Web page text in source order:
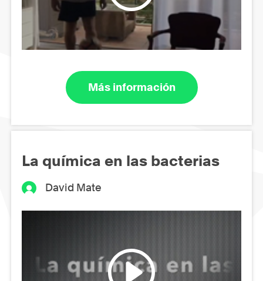
Más información
La química en las bacterias
David Mate